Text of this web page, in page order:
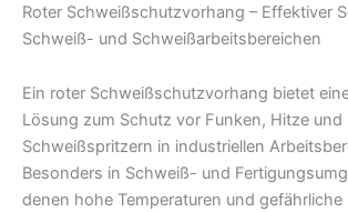
Roter Schweißschutzvorhang – Effektiver
Schweiß- und Schweißarbeitsbereichen
Ein roter Schweißschutzvorhang bietet
Lösung zum Schutz vor Funken, Hitze und
Schweißspritzern in industriellen
Besonders in Schweiß- und
denen hohe Temperaturen und